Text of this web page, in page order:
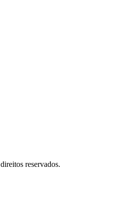
reservados.